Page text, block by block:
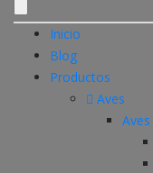
Inicio
Blog
Productos
Aves